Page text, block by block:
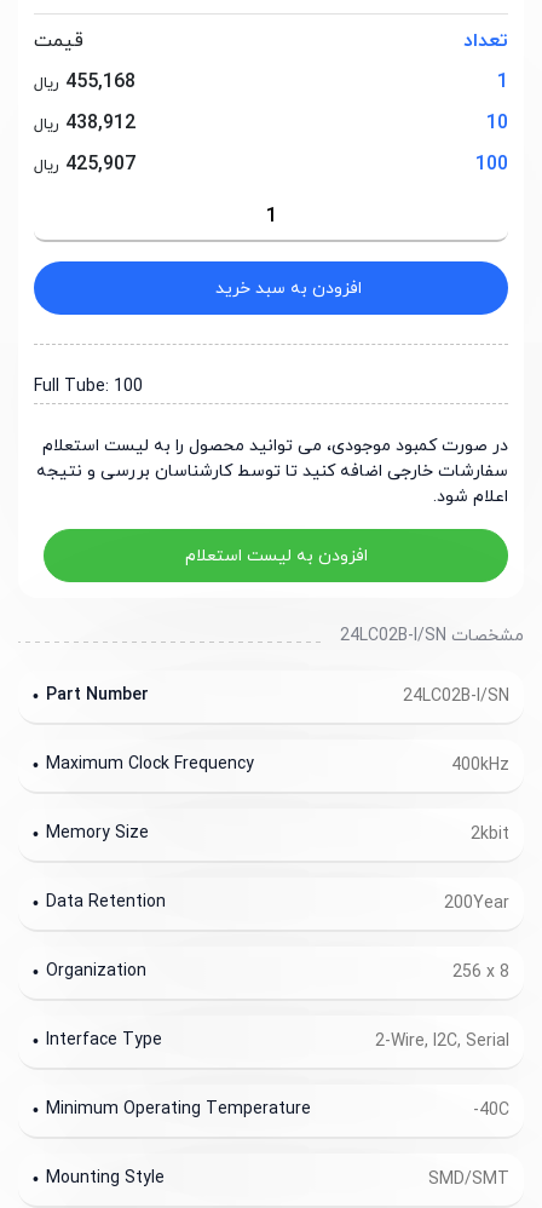
تعداد
قیمت
1
455,168 ریال
10
438,912 ریال
100
425,907 ریال
افزودن به سبد خرید
Full Tube: 100
در صورت کمبود موجودی، می توانید محصول را به لیست استعلام
سفارشات خارجی اضافه کنید تا توسط کارشناسان بررسی و نتیجه
اعلام شود.
افزودن به لیست استعلام
مشخصات 24LC02B-I/SN
24LC02B-I/SN
Part Number
400kHz
Maximum Clock Frequency
2kbit
Memory Size
200Year
Data Retention
256 x 8
Organization
2-Wire, I2C, Serial
Interface Type
-40C
Minimum Operating Temperature
SMD/SMT
Mounting Style